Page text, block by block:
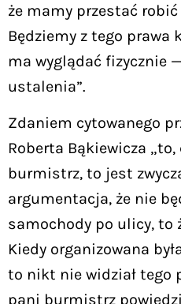
że mamy przestać
Będziemy z tego prawa
ma wyglądać fizycznie
ustalenia”.
Zdaniem cytowanego
Roberta Bąkiewicza „to,
burmistrz, to jest
argumentacja, że nie
samochody po ulicy, to
Kiedy organizowana
to nikt nie widział tego
pani burmistrz